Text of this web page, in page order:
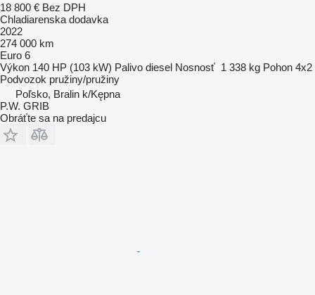
18 800 € Bez DPH
Chladiarenska dodavka
2022
274 000 km
Euro 6
Výkon 140 HP (103 kW) Palivo diesel Nosnosť 1 338 kg Pohon 4x2
Podvozok pružiny/pružiny
Poľsko, Bralin k/Kępna
P.W. GRIB
Obráťte sa na predajcu